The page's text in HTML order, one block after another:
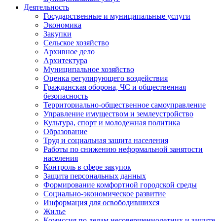
Деятельность
Государственные и муниципальные услуги
Экономика
Закупки
Сельское хозяйство
Архивное дело
Архитектура
Муниципальное хозяйство
Оценка регулирующего воздействия
Гражданская оборона, ЧС и общественная
безопасность
Территориально-общественное самоуправление
Управление имуществом и землеустройство
Культура, спорт и молодежная политика
Образование
Труд и социальная защита населения
Работы по снижению неформальной занятости
населения
Контроль в сфере закупок
Защита персональных данных
Формирование комфортной городской среды
Социально-экономическое развитие
Информация для освободившихся
Жилье